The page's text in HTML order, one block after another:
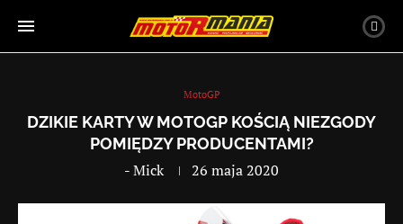
MotoGP
DZIKIE KARTY W MOTOGP KOŚCIĄ NIEZGODY
POMIĘDZY PRODUCENTAMI?
-Mick 26 maja 2020